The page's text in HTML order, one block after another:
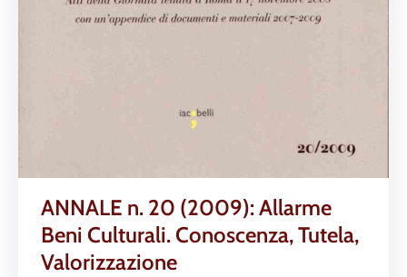
ANNALE n. 20 (2009): Allarme
Beni Culturali. Conoscenza, Tutela,
Valorizzazione